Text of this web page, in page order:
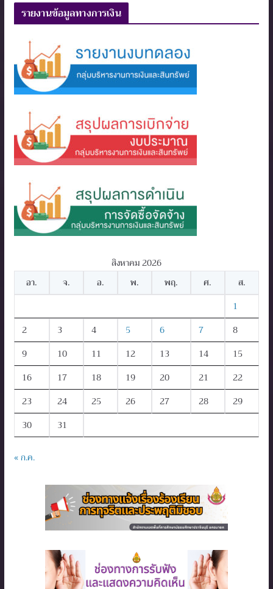
รายงานข้อมูลทางการเงิน
สิงหาคม 2026
อา.
จ. อ. พ. พฤ. ศ.
ส.
1
2
3 4 5 6 7
8
9
10 11 12 13 14
15
16
17 18 19 20 21
22
23
24 25 26 27 28
29
30
31
« ก.ค.